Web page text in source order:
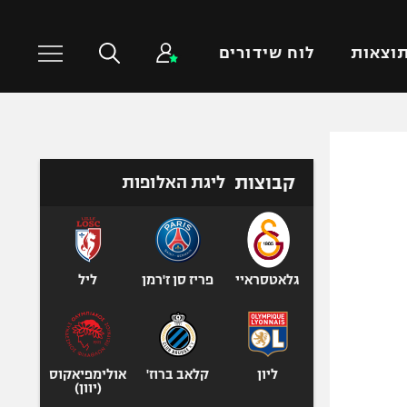
תוצאות לוח שידורים
טניס
כדורעף
אגרוף
ספורט אולימפי
UFC
קבוצות ליגת האלופות
גלאטסראיי פריז סן ז'רמן ליל
ליון קלאב ברוז'
אולימפיאקוס
(יוון)